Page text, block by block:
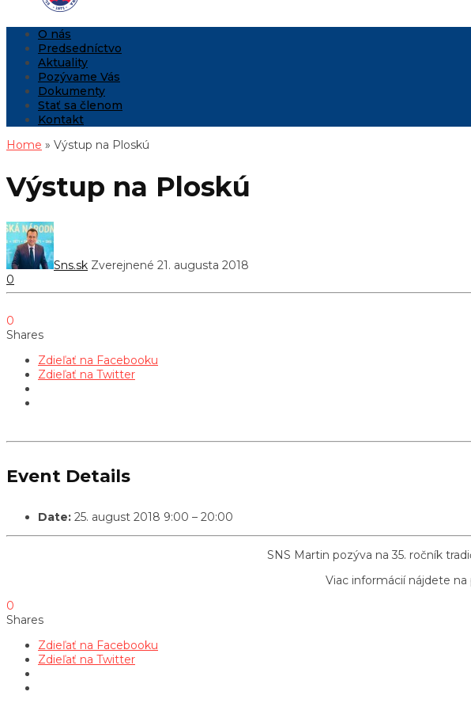
O nás
Predsedníctvo
Aktuality
Pozývame Vás
Dokumenty
Stať sa členom
Kontakt
Home » Výstup na Ploskú
Výstup na Ploskú
Sns.sk Zverejnené 21. augusta 2018
0
0
Shares
Zdieľať na Facebooku
Zdieľať na Twitter
Event Details
Date: 25. august 2018 9:00 – 20:00
SNS Martin pozýva na 35. ročník
Viac informácií nájdete na
0
Shares
Zdieľať na Facebooku
Zdieľať na Twitter